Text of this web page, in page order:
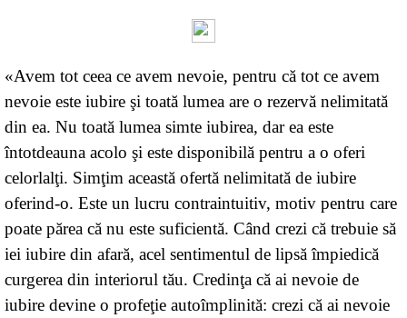
«Avem tot ceea ce avem nevoie, pentru că tot ce avem
nevoie este iubire şi toată lumea are o rezervă nelimitată
din ea. Nu toată lumea simte iubirea, dar ea este
întotdeauna acolo şi este disponibilă pentru a o oferi
celorlalţi. Simţim această ofertă nelimitată de iubire
oferind-o. Este un lucru contraintuitiv, motiv pentru care
poate părea că nu este suficientă. Când crezi că trebuie să
iei iubire din afară, acel sentimentul de lipsă împiedică
curgerea din interiorul tău. Credinţa că ai nevoie de
iubire devine o profeţie autoîmplinită: crezi că ai nevoie